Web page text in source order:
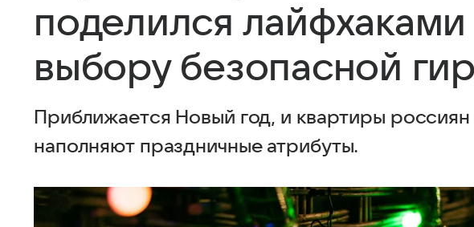
поделился
выбору безопасной
Приближается Новый год, и квартиры
наполняют праздничные атрибуты.